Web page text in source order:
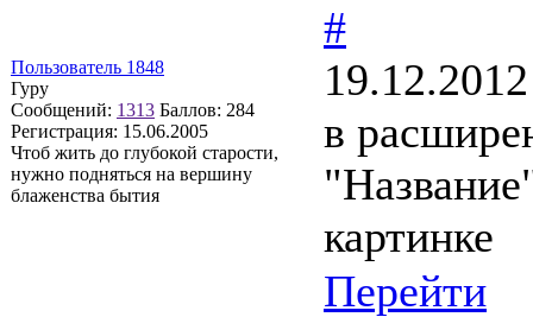
Пользователь 1848
Гуру
Сообщений: 1313 Баллов: 284
Регистрация: 15.06.2005
Чтоб жить до глубокой старости,
нужно подняться на вершину
блаженства бытия
#
в
картинке
Перейти